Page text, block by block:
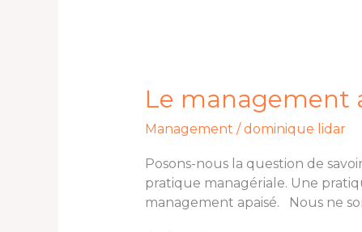
Le management
Management / dominique lidar
Posons-nous la question de
pratique managériale. Une
management apaisé. Nous ne
apaisé
est-
il
du
management
?